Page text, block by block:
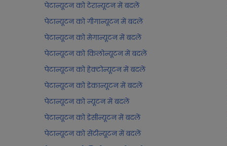
पेटान्यूटन को टेरान्यूटन में बदलें
पेटान्यूटन को गीगान्यूटन में बदलें
पेटान्यूटन को मेगान्यूटन में बदलें
पेटान्यूटन को किलोन्यूटन में बदलें
पेटान्यूटन को हेक्टोन्यूटन में बदलें
पेटान्यूटन को डेकान्यूटन में बदलें
पेटान्यूटन को न्यूटन में बदलें
पेटान्यूटन को डेसीन्यूटन में बदलें
पेटान्यूटन को सेंटीन्यूटन में बदलें